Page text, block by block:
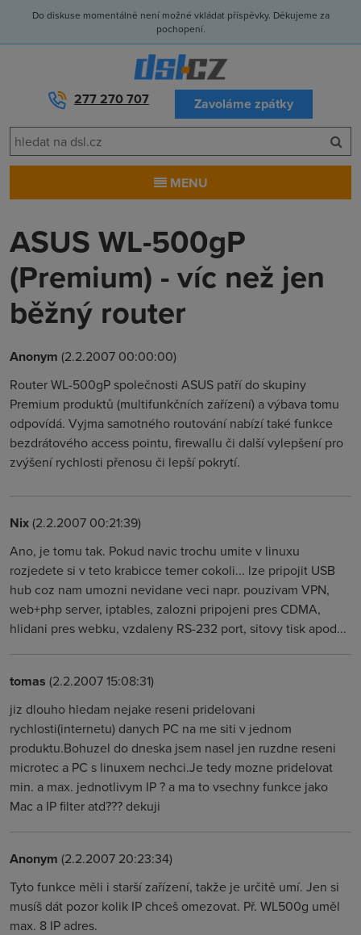
Do diskuse momentálně není možné vkládat příspěvky. Děkujeme za
pochopení.
277 270 707 Zavoláme zpátky
MENU
ASUS WL-500gP
(Premium) - víc než jen
běžný router
Anonym (2.2.2007 00:00:00)
Router WL-500gP společnosti ASUS patří do skupiny
Premium produktů (multifunkčních zařízení) a výbava tomu
odpovídá. Vyjma samotného routování nabízí také funkce
bezdrátového access pointu, firewallu či další vylepšení pro
zvýšení rychlosti přenosu či lepší pokrytí.
Nix(2.2.2007 00:21:39)
Ano, je tomu tak. Pokud navic trochu umite v linuxu
rozjedete si v teto krabicce temer cokoli... lze pripojit USB
hub coz nam umozni nevidane veci napr. pouzivam VPN,
web+php server, iptables, zalozni pripojeni pres CDMA,
hlidani pres webku, vzdaleny RS-232 port, sitovy tisk apod...
tomas (2.2.2007 15:08:31)
jiz dlouho hledam nejake reseni pridelovani
rychlosti(internetu) danych PC na me siti v jednom
produktu.Bohuzel do dneska jsem nasel jen ruzdne reseni
microtec a PC s linuxem nechci.Je tedy mozne pridelovat
min. a max. jednotlivym IP ? a ma to vsechny funkce jako
Mac a IP filter atd??? dekuji
Anonym (2.2.2007 20:23:34)
Tyto funkce měli i starší zařízení, takže je určitě umí. Jen si
musíš dát pozor kolik IP chceš omezovat. Př. WL500g uměl
max. 8 IP adres.